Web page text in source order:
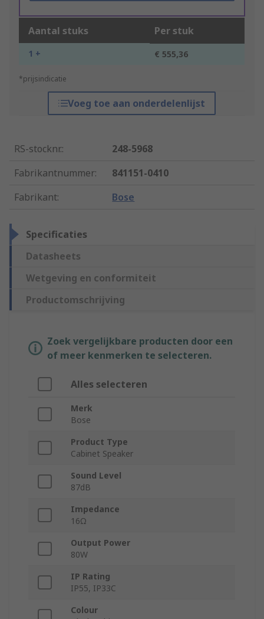
Aantal stuks Per stuk
1 + € 555,36
*prijsindicatie
Voeg toe aan onderdelenlijst
RS-stocknr.:
248-5968
Fabrikantnummer:
841151-0410
Fabrikant: Bose
Specificaties
Datasheets
Wetgeving en conformiteit
Productomschrijving
Zoek vergelijkbare producten door een
of meer kenmerken te selecteren.
Alles selecteren
Merk
Bose
Product Type
Cabinet Speaker
Sound Level
87dB
Impedance
16Ω
Output Power
80W
IP Rating
IP55, IP33C
Colour